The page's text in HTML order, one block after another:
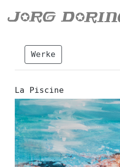
Werke
La Piscine